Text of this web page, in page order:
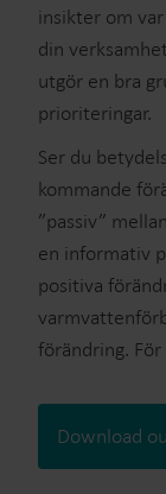
insikter om
din
utgör en bra
prioriteringar.
Ser du
kommande
”passiv”
en informativ
positiva
förändring.
Download